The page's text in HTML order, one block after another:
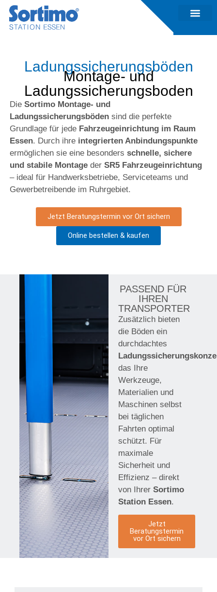
Ladungssicherungsböden
Montage- und
Ladungssicherungsboden
Die Sortimo Montage- und
Ladungssicherungsböden sind die perfekte
Grundlage für jede Fahrzeugeinrichtung im Raum
Essen. Durch ihre integrierten Anbindungspunkte
ermöglichen sie eine besonders schnelle, sichere
und stabile Montage der SR5 Fahrzeugeinrichtung
– ideal für Handwerksbetriebe, Serviceteams und
Gewerbetreibende im Ruhrgebiet.
Jetzt Beratungstermin vor Ort sichern
Online bestellen & kaufen
PASSEND FÜR
IHREN
TRANSPORTER
Zusätzlich bieten
die Böden ein
durchdachtes
das Ihre
Werkzeuge,
Materialien und
Maschinen selbst
bei täglichen
Fahrten optimal
schützt. Für
maximale
Sicherheit und
Effizienz – direkt
von Ihrer Sortimo
Station Essen.
Jetzt
Beratungstermin
vor Ort sichern